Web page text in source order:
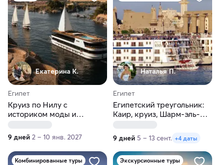
Екатерина К.
Египет
Круиз по Нилу с
историком моды и
9 дней 2 – 10 янв. 2027
Наталья П.
Египет
Египетский треугольник:
Каир, круиз, Шарм-эль-
9 дней 5 – 13 сент. +4 даты
Комбинированные туры Экскурсионные туры